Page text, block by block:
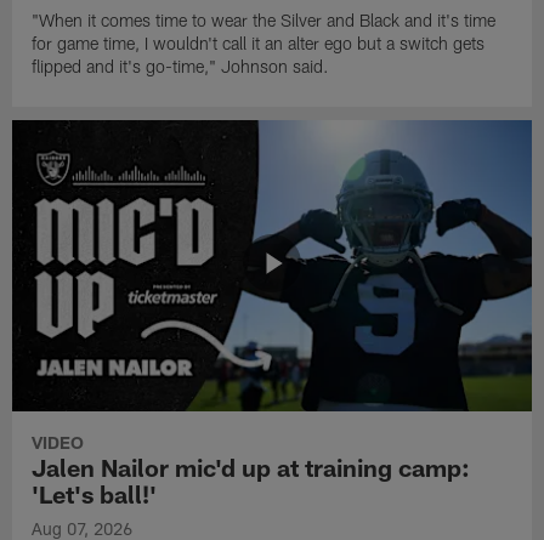
"When it comes time to wear the Silver and Black and it's time
for game time, I wouldn't call it an alter ego but a switch gets
flipped and it's go-time," Johnson said.
VIDEO
Jalen Nailor mic'd up at training camp:
'Let's ball!'
Aug 07, 2026